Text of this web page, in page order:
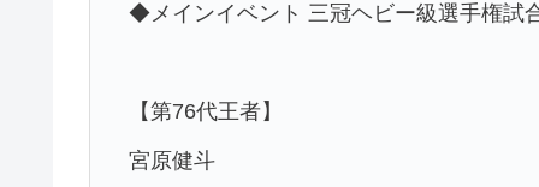
◆メインイベント 三冠ヘビー級選手権試
【第76代王者】
宮原健斗